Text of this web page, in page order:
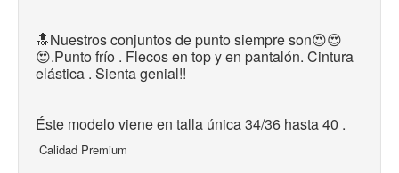
🔝Nuestros conjuntos de punto siempre son😍😍
😍.Punto frío . Flecos en top y en pantalón. Cintura
elástica . Sienta genial!!
Éste modelo viene en talla única 34/36 hasta 40 .
Calidad Premium